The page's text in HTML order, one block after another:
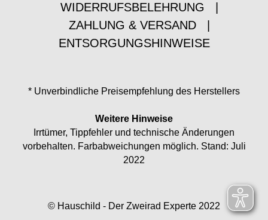
WIDERRUFSBELEHRUNG
ZAHLUNG & VERSAND
ENTSORGUNGSHINWEISE
* Unverbindliche Preisempfehlung des Herstellers
Weitere Hinweise
Irrtümer, Tippfehler und technische Änderungen
vorbehalten. Farbabweichungen möglich. Stand: Juli
2022
© Hauschild - Der Zweirad Experte 2022